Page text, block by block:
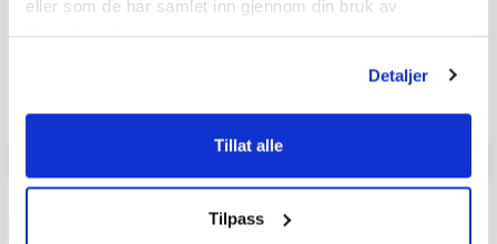
eller som de har samlet inn gjennom din bruk av
Detaljer
Tillat alle
Tilpass
sammen med denne varen, og har nødvendigvis ingen
ANMELDELSER